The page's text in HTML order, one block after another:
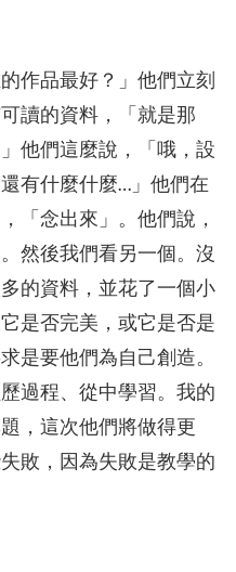
作品最好？」他們立刻
讀的資料，「就是那
他們這麼說，「哦，設
有什麼什麼…」他們在
「念出來」。他們說，
然後我們看另一個。沒
的資料，並花了一個小
是否完美，或它是否是
是要他們為自己創造。
過程、從中學習。我的
，這次他們將做得更
敗，因為失敗是教學的